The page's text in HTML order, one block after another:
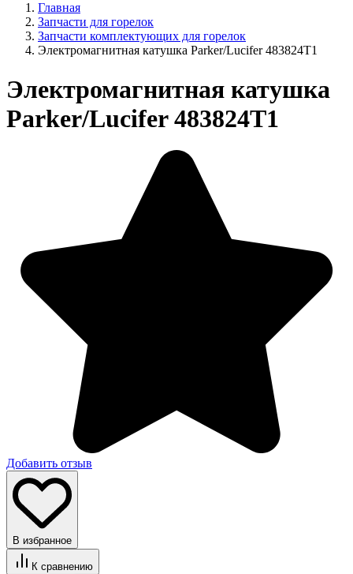
Главная
Запчасти для горелок
Запчасти комплектующих для горелок
Электромагнитная катушка Parker/Lucifer 483824T1
Электромагнитная катушка
Parker/Lucifer 483824T1
Добавить отзыв
В избранное
К сравнению